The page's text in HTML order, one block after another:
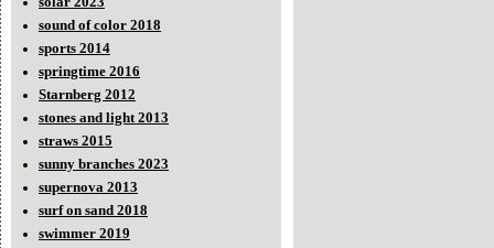
sound of color 2018
sports 2014
springtime 2016
Starnberg 2012
stones and light 2013
straws 2015
sunny branches 2023
supernova 2013
surf on sand 2018
swimmer 2019